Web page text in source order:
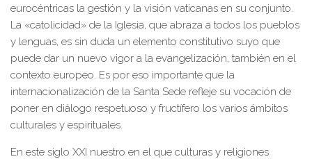
eurocéntricas la gestión y la visión vaticanas en su conjunto.
La «catolicidad» de la Iglesia, que abraza a todos los pueblos
y lenguas, es sin duda un elemento constitutivo suyo que
puede dar un nuevo vigor a la evangelización, también en el
contexto europeo. Es por eso importante que la
internacionalización de la Santa Sede refleje su vocación de
poner en diálogo respetuoso y fructífero los varios ámbitos
culturales y espirituales.
En este siglo XXI nuestro en el que culturas y religiones